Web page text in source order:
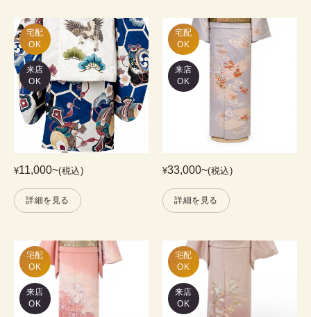
宅配
OK
来店
OK
¥11,000~(税込)
詳細を見る
宅配
OK
来店
OK
¥33,000~(税込)
詳細を見る
宅配
OK
来店
OK
宅配
OK
来店
OK